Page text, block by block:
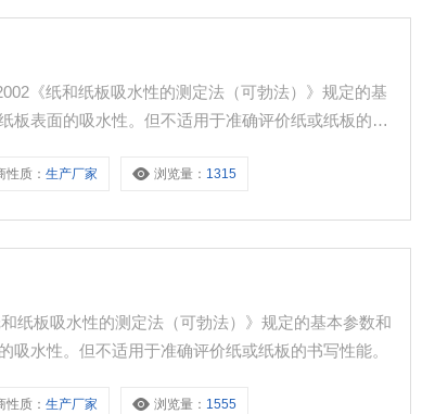
《纸和纸板吸水性的测定法（可勃法）》规定的基
板表面的吸水性。但不适用于准确评价纸或纸板的书
性质：生产厂家 浏览量： 1315
纸板吸水性的测定法（可勃法）》规定的基本参数和
水性。但不适用于准确评价纸或纸板的书写性能。
性质：生产厂家 浏览量： 1555